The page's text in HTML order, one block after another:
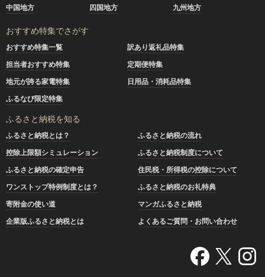
中国地方
四国地方 九州地方
おすすめ特集でさがす
おすすめ特集一覧
訳あり返礼品特集
担当者おすすめ特集
定期便特集
地元が誇る家電特集
日用品・消耗品特集
ふるなび限定特集
ふるさと納税を知る
ふるさと納税とは？
ふるさと納税の流れ
控除上限額シミュレーション
ふるさと納税制度について
ふるさと納税の確定申告
住民税・所得税の控除について
ワンストップ特例制度とは？
ふるさと納税のお礼特典
寄附金の使い道
マンガふるさと納税
企業版ふるさと納税とは
よくあるご質問・お問い合わせ